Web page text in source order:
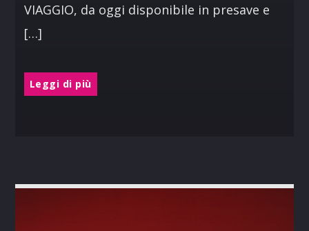
VIAGGIO, da oggi disponibile in presave e
[…]
Leggi di più